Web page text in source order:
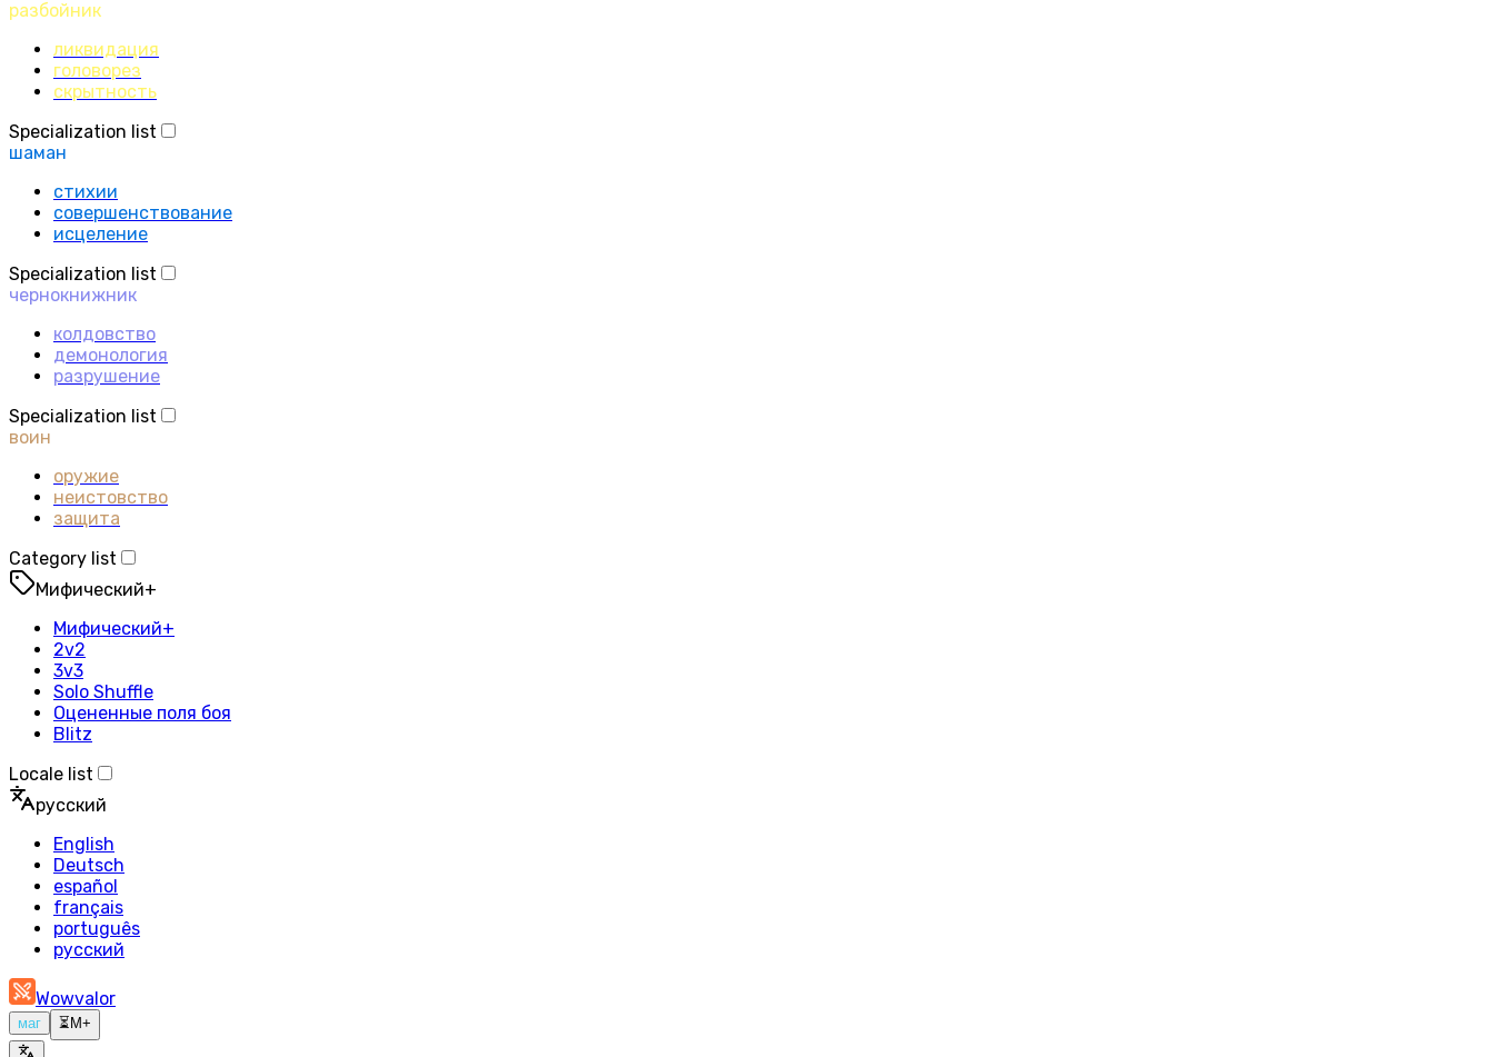
разбойник
ликвидация
головорез
скрытность
Specialization list
шаман
стихии
совершенствование
исцеление
Specialization list
чернокнижник
колдовство
демонология
разрушение
Specialization list
воин
оружие
неистовство
защита
Category list
Мифический+
Мифический+
2v2
3v3
Solo Shuffle
Оцененные поля боя
Blitz
Locale list
русский
English
Deutsch
español
français
português
русский
Wowvalor
маг ⏳ M+